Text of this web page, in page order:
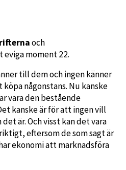
och
moment 22.
till dem och ingen känner
någonstans. Nu kanske
vara den bestående
kanske är för att ingen vill
är. Och visst kan det vara
eftersom de som sagt är
ekonomi att marknadsföra